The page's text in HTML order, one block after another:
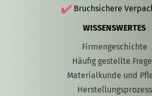
Bruchsichere
WISSENSWERTES
Firmengeschichte
Häufig gestellte
Materialkunde und
Herstellungsprozess